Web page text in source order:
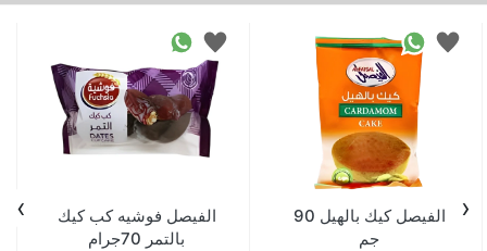
الفيصل كيك بالهيل 90
جم
الفيصل فوشيه كب كيك
بالتمر 70جرام
‹
›